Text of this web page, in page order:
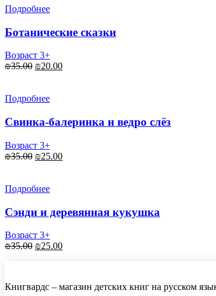
Подробнее
Ботанические сказки
Возраст 3+
₪35.00 Первоначальная
₪35.00.
₪20.00Текущая
Подробнее
Свинка-балеринка и ведро слёз
Возраст 3+
₪35.00 Первоначальная
₪35.00.
₪25.00Текущая
Подробнее
Сэнди и деревянная кукушка
Возраст 3+
₪35.00 Первоначальная
₪25.00Текущая
Книгвардс – магазин детских книг на русском